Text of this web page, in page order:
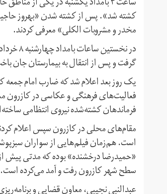
کشته شد». پس از کشته شدن «بهروز
مخدر و مشروبات الکلی» معرفی کردند.
گرفت و پس از انتقال به بیمارستان جان
یک روز بعد اعلام شد که ضارب امام
فعالیت‌های فرهنگی و عکاسی در کازرون
فرماندهان کشته‌شده نیروی انتظامی
مقام‌های محلی در کازرون سپس اعلام
است. هم‌زمان فیلم‌هایی از سواران
«حمیدرضا درخشنده» بوده که مدتی پیش از
سطح شهر کازرون رفت و آمد می‌کرده است.